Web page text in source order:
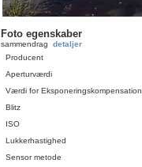
Foto egenskaber
sammendrag detaljer
Producent
Aperturværdi
Værdi for Eksponeringskompensation
Blitz
ISO
Lukkerhastighed
Sensor metode